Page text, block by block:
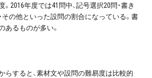
ー
2016年度では41問中、記号選択20問・書き
その他といった設問の割合になっている。書
あるものが多い。
らすると、素材文や設問の難易度は比較的